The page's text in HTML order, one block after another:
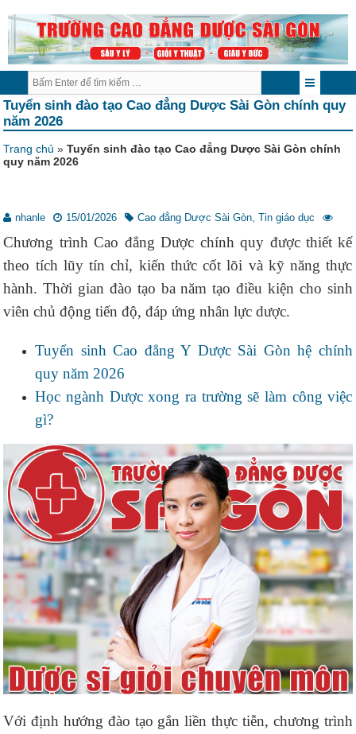
Tuyển sinh đào tạo Cao đẳng Dược Sài Gòn chính quy
năm 2026
Trang chủ »Tuyển sinh đào tạo Cao đẳng Dược Sài Gòn chính
quy năm 2026
nhanle 15/01/2026 Cao đẳng Dược Sài Gòn,Tin giáo dục
Chương trình Cao đẳng Dược chính quy được thiết kế
theo tích lũy tín chỉ, kiến thức cốt lõi và kỹ năng thực
hành. Thời gian đào tạo ba năm tạo điều kiện cho sinh
viên chủ động tiến độ, đáp ứng nhân lực dược.
Tuyển sinh Cao đẳng Y Dược Sài Gòn hệ chính
quy năm 2026
Học ngành Dược xong ra trường sẽ làm công việc
gì?
Với định hướng đào tạo gắn liền thực tiễn, chương trình